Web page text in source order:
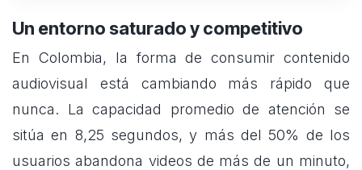
Un entorno saturado y competitivo
En Colombia, la forma de consumir contenido
audiovisual está cambiando más rápido que
nunca. La capacidad promedio de atención se
sitúa en 8,25 segundos, y más del 50% de los
usuarios abandona videos de más de un minuto,